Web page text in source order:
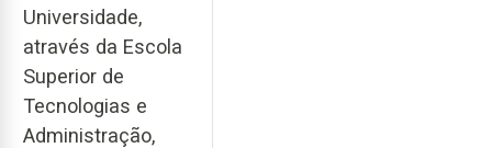
Universidade,
através da Escola
Superior de
Tecnologias e
Administração,